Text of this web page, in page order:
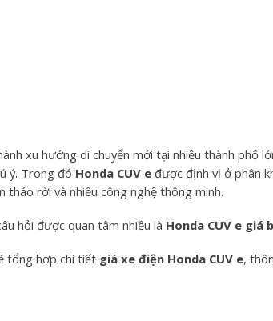
xu hướng di chuyển mới tại nhiều thành phố
ý. Trong đó Honda CUV e được định vị ở phân
tháo rời và nhiều công nghệ thông minh.
hỏi được quan tâm nhiều là Honda CUV e giá
tổng hợp chi tiết giá xe điện Honda CUV e,